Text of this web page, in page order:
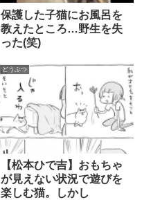
保護した子猫にお風呂を
教えたところ…野生を失
った(笑)
どうぶつ
【松本ひで吉】おもちゃ
が見えない状況で遊びを
楽しむ猫。しかし